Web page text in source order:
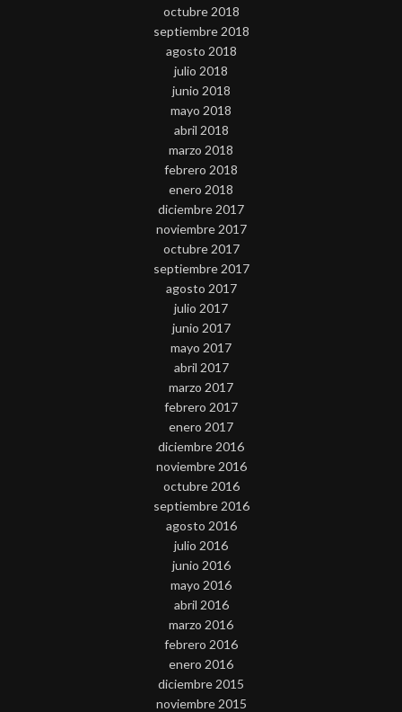
octubre 2018
septiembre 2018
agosto 2018
julio 2018
junio 2018
mayo 2018
abril 2018
marzo 2018
febrero 2018
enero 2018
diciembre 2017
noviembre 2017
octubre 2017
septiembre 2017
agosto 2017
julio 2017
junio 2017
mayo 2017
abril 2017
marzo 2017
febrero 2017
enero 2017
diciembre 2016
noviembre 2016
octubre 2016
septiembre 2016
agosto 2016
julio 2016
junio 2016
mayo 2016
abril 2016
marzo 2016
febrero 2016
enero 2016
diciembre 2015
noviembre 2015